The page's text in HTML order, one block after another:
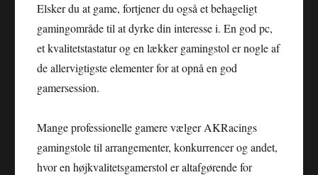
Elsker du at game, fortjener du også et behageligt
gamingområde til at dyrke din interesse i. En god pc,
et kvalitetstastatur og en lækker gamingstol er nogle af
de allervigtigste elementer for at opnå en god
gamersession.
Mange professionelle gamere vælger AKRacings
gamingstole til arrangementer, konkurrencer og andet,
hvor en højkvalitetsgamerstol er altafgørende for